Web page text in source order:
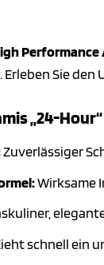
Sie
„24-
Zuverlässiger
Wirksame
schnell ein